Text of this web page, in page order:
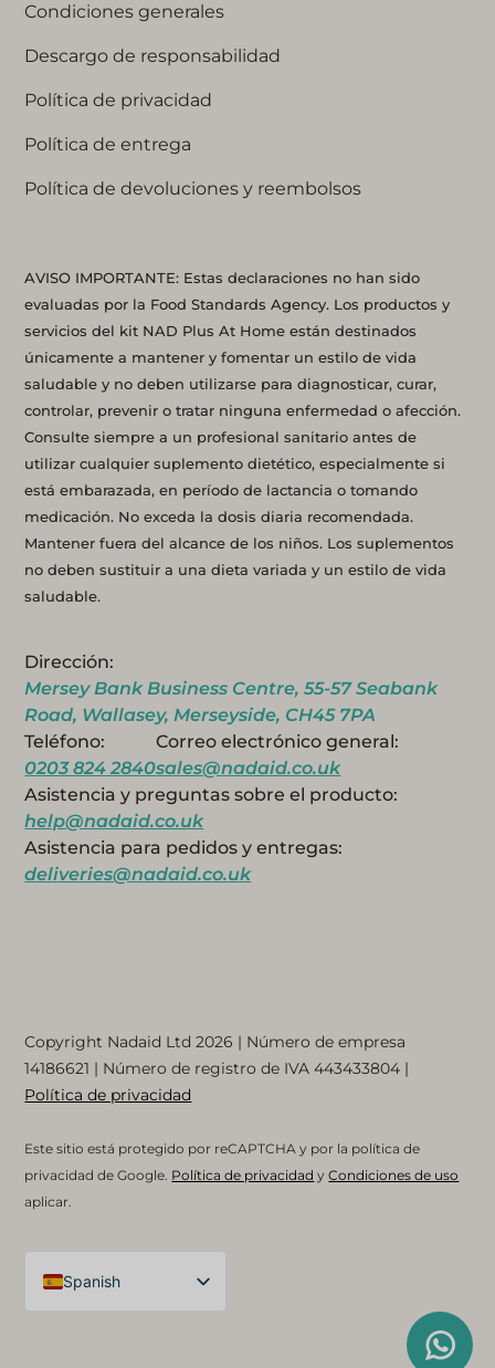
AVISO IMPORTANTE: Estas declaraciones no han sido
evaluadas por la Food Standards Agency. Los productos y
servicios del kit NAD Plus At Home están destinados
únicamente a mantener y fomentar un estilo de vida
saludable y no deben utilizarse para diagnosticar, curar,
controlar, prevenir o tratar ninguna enfermedad o afección.
Consulte siempre a un profesional sanitario antes de
utilizar cualquier suplemento dietético, especialmente si
está embarazada, en período de lactancia o tomando
medicación. No exceda la dosis diaria recomendada.
Mantener fuera del alcance de los niños. Los suplementos
no deben sustituir a una dieta variada y un estilo de vida
saludable.
Dirección:
Mersey Bank Business Centre, 55-57 Seabank
Road, Wallasey, Merseyside, CH45 7PA
Teléfono:
0203 824 2840
Correo electrónico general:
sales@nadaid.co.uk
Asistencia y preguntas sobre el producto:
help@nadaid.co.uk
Asistencia para pedidos y entregas:
deliveries@nadaid.co.uk
Condiciones generales
Descargo de responsabilidad
Política de privacidad
Política de entrega
Política de devoluciones y reembolsos
Copyright Nadaid Ltd 2026 | Número de empresa
14186621 | Número de registro de IVA443433804 |
Política de privacidad
Este sitio está protegido por reCAPTCHA y por la política de
privacidad de Google. Política de privacidad yCondiciones de uso
aplicar.
Spanish